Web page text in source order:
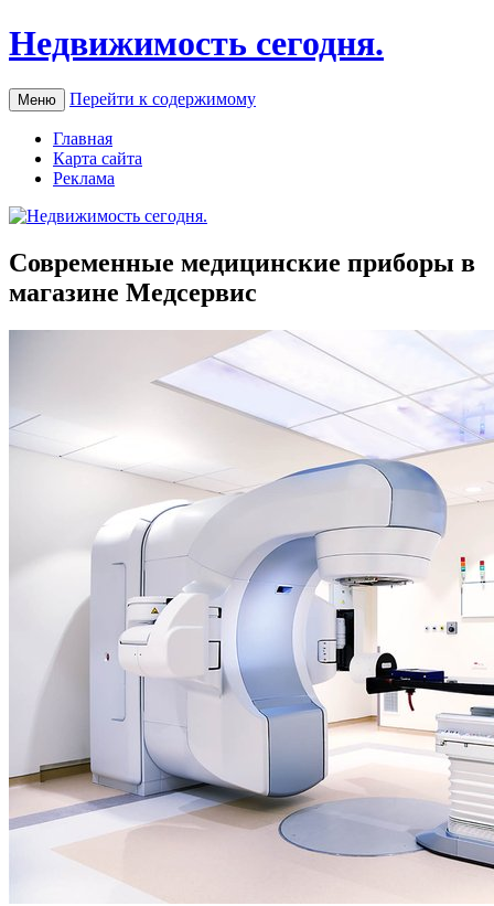
Недвижимость сегодня.
Меню Перейти к содержимому
Главная
Карта сайта
Реклама
Современные медицинские приборы в
магазине Медсервис